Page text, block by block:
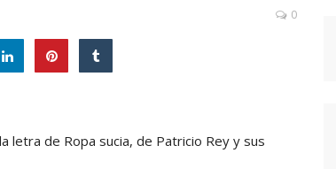
0
letra de Ropa sucia, de Patricio Rey y sus